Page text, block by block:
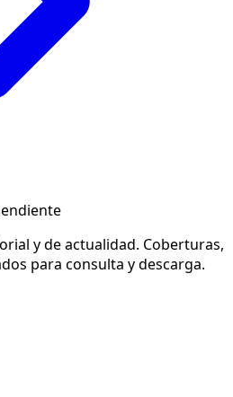
y de actualidad. Coberturas,
para consulta y descarga.